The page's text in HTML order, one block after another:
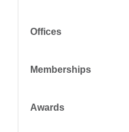
Offices
Memberships
Awards